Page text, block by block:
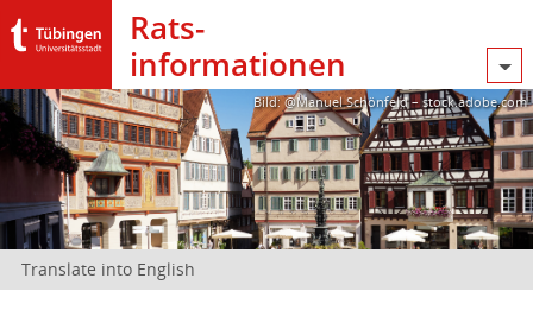
Rats­
informationen
Bild: @Manuel Schönfeld – stock.adobe.com
Translate into English